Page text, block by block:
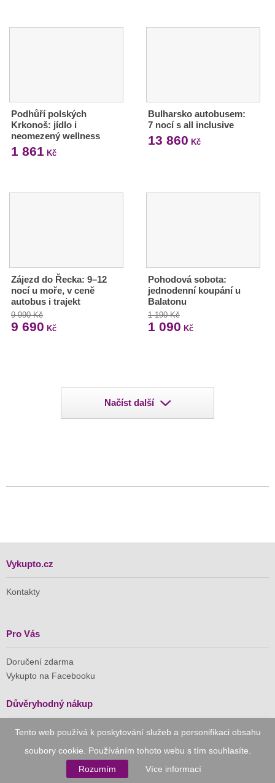
Tento web používá k poskytování služeb a personifikaci obsahu
soubory cookie. Používáním tohoto webu s tím souhlasíte.
Rozumím
Více informací
Podhůří polských
Krkonoš: jídlo i
neomezený wellness
1 861 Kč
Bulharsko autobusem:
7 nocí s all inclusive
13 860 Kč
Zájezd do Řecka: 9–12
nocí u moře, v ceně
autobus i trajekt
9 990 Kč
9 690 Kč
Pohodová sobota:
jednodenní koupání u
Balatonu
1 190 Kč
1 090 Kč
Načíst další
Vykupto.cz
Kontakty
Pro Vás
Doručení zdarma
Vykupto na Facebooku
Důvěryhodný nákup
Naše společnost je členem Asociace pro elektronickou